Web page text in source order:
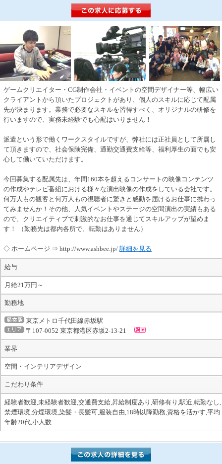
ゲームクリエイター・CG制作会社・イベントの空間デザイナー等、幅広い
クライアントから頂いたプロジェクトがあり、個人のスキルに応じて配属
先が決まります。業務で必要なスキルを習得すべく、オリジナルの研修を
行いますので、実務未経験でも心配はいりません！
派遣という形で働くワークスタイルですが、弊社には正社員として所属し
て頂きますので、社会保険完備、通勤交通費支給等、福利厚生の面でも安
心して働いていただけます。
今回募集する配属先は、年間160本を超えるコンサートの映像コンテンツ
の作成やテレビ番組における様々な演出映像の作成をしている会社です。
何万人もの観客と何万人もの視聴者に驚きと感動を届けるお仕事に携わっ
てみませんか！その他、人気イベントやステージの空間演出の実績もある
ので、クリエイティブで刺激的なお仕事を通じてスキルアップが望めま
す！ （勤務先は都内各所で、転勤はありません）
◇ ホームページ ⇒ http://www.ashbee.jp/ 詳細を見る
給与
月給21万円～
勤務地
東京メトロ千代田線赤坂駅
〒107-0052 東京都港区赤坂2-13-21
業界
空間・インテリアデザイン
こだわり条件
経験者歓迎,未経験者歓迎,交通費支給,昇給制度あり,研修有り,駅近,転勤なし,
禁煙環境,分煙環境,染髪・長髪可,服装自由,18時以降勤務,資格を活かす,平均
年齢20代,小人数